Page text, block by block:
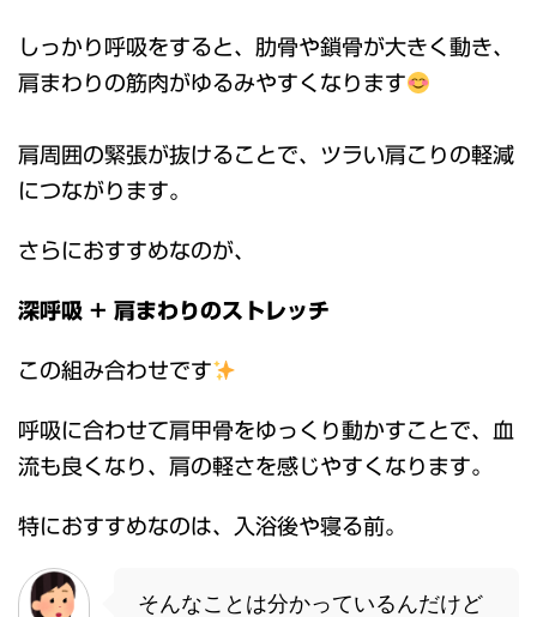
しっかり呼吸をすると、肋骨や鎖骨が大きく動き、
肩まわりの筋肉がゆるみやすくなります
肩周囲の緊張が抜けることで、ツラい肩こりの軽減
につながります。
さらにおすすめなのが、
深呼吸 + 肩まわりのストレッチ
この組み合わせです
呼吸に合わせて肩甲骨をゆっくり動かすことで、血
流も良くなり、肩の軽さを感じやすくなります。
特におすすめなのは、入浴後や寝る前。
そんなことは分かっているんだけど